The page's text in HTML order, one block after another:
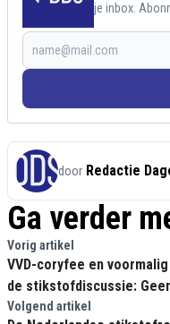
je inbox.
door Redactie
Ga verder
Vorig artikel
VVD-coryfee en
de stikstofdiscussie:
Volgend artikel